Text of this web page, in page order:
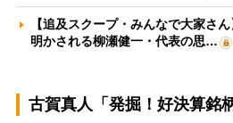
【追及スクープ・みんなで大家さ
明かされる柳瀬健一・代表の思…
古賀真人「発掘！好決算銘柄